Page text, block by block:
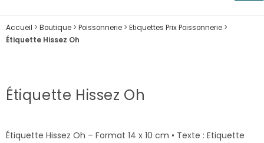
Accueil > Boutique > Poissonnerie > Etiquettes Prix Poissonnerie >
Étiquette Hissez Oh
Étiquette Hissez Oh
Étiquette Hissez Oh – Format 14 x 10 cm • Texte : Etiquette